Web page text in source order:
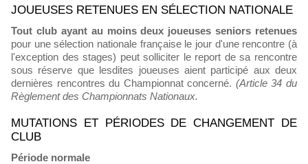
JOUEUSES RETENUES EN SÉLECTION NATIONALE
Tout club ayant au moins deux joueuses seniors retenues
pour une sélection nationale française le jour d'une rencontre (à
l'exception des stages) peut solliciter le report de sa rencontre
sous réserve que lesdites joueuses aient participé aux deux
dernières rencontres du Championnat concerné. (Article 34 du
Règlement des Championnats Nationaux.
MUTATIONS ET PÉRIODES DE CHANGEMENT DE
CLUB
Période normale